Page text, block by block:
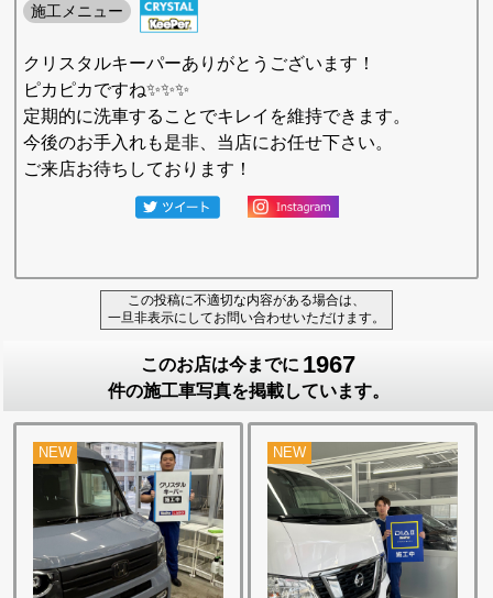
施工メニュー
クリスタルキーパーありがとうございます！
ピカピカですね✨✨✨
定期的に洗車することでキレイを維持できます。
今後のお手入れも是非、当店にお任せ下さい。
ご来店お待ちしております！
この投稿に不適切な内容がある場合は、
一旦非表示にしてお問い合わせいただけます。
このお店は今までに 1967
件の施工車写真を掲載しています。
NEW NEW